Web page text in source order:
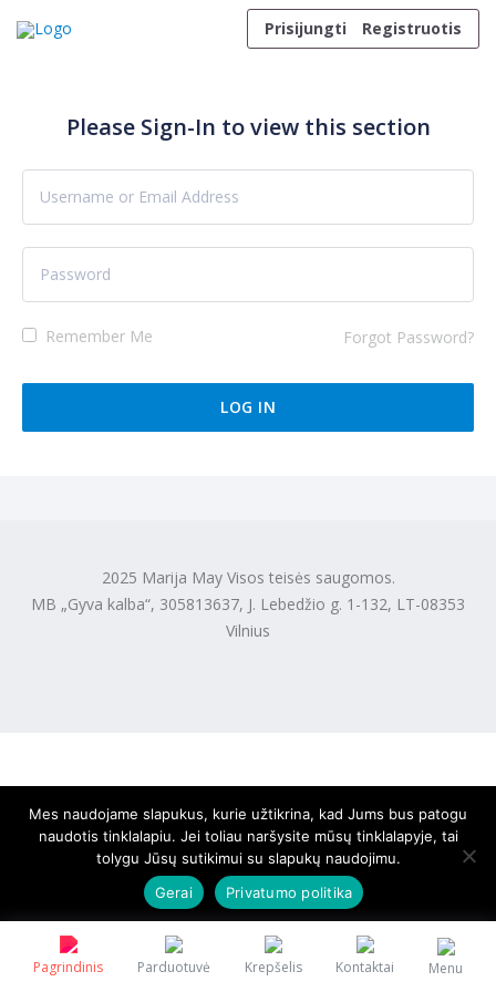
Prisijungti
Registruotis
Pagrindinis Parduotuvė Krepšelis Kontaktai Menu
Please Sign-In to view this section
Remember Me Forgot Password?
2025 Marija May Visos teisės saugomos.
MB „Gyva kalba“, 305813637, J. Lebedžio g. 1-132, LT-08353
Vilnius
Mes naudojame slapukus, kurie užtikrina, kad Jums bus patogu
naudotis tinklalapiu. Jei toliau naršysite mūsų tinklalapyje, tai
tolygu Jūsų sutikimui su slapukų naudojimu.
Gerai
Privatumo politika